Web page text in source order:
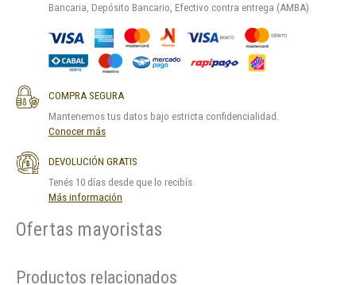
Bancaria, Depósito Bancario, Efectivo contra entrega (AMBA)
COMPRA SEGURA
Mantenemos tus datos bajo estricta confidencialidad.
Conocer más
DEVOLUCIÓN GRATIS
Tenés 10 días desde que lo recibís.
Más información
Ofertas mayoristas
Productos relacionados